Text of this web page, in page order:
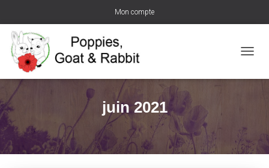
Mon compte
juin 2021